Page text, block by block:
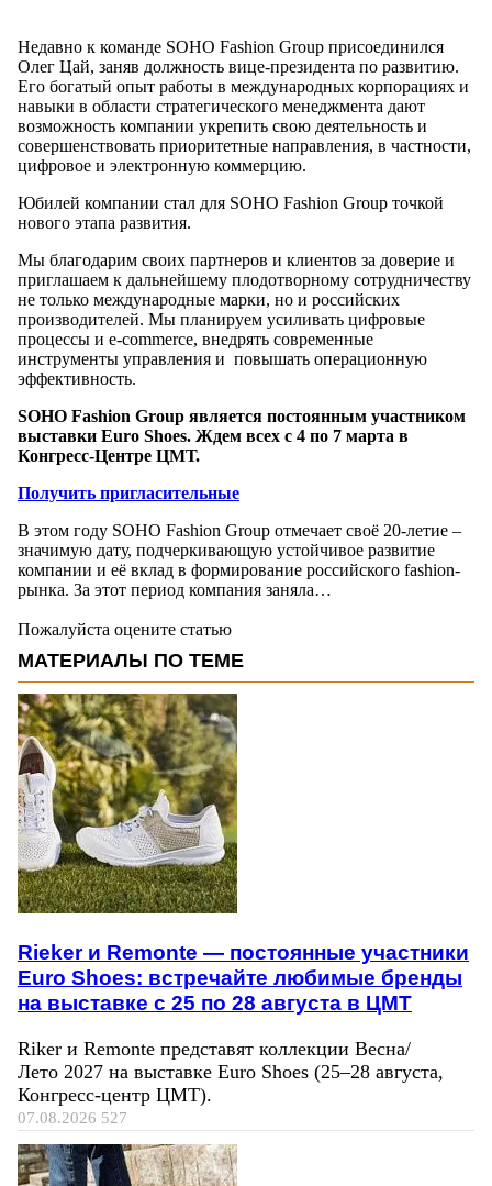
Недавно к команде SOHO Fashion Group присоединился
Олег Цай, заняв должность вице-президента по развитию.
Его богатый опыт работы в международных корпорациях и
навыки в области стратегического менеджмента дают
возможность компании укрепить свою деятельность и
совершенствовать приоритетные направления, в частности,
цифровое и электронную коммерцию.
Юбилей компании стал для SOHO Fashion Group точкой
нового этапа развития.
Мы благодарим своих партнеров и клиентов за доверие и
приглашаем к дальнейшему плодотворному сотрудничеству
не только международные марки, но и российских
производителей. Мы планируем усиливать цифровые
процессы и e-commerce, внедрять современные
инструменты управления и повышать операционную
эффективность.
SOHO Fashion Group является постоянным участником
выставки Euro Shoes. Ждем всех с 4 по 7 марта в
Конгресс-Центре ЦМТ.
Получить пригласительные
В этом году SOHO Fashion Group отмечает своё 20-летие –
значимую дату, подчеркивающую устойчивое развитие
компании и её вклад в формирование российского fashion-
рынка. За этот период компания заняла…
Пожалуйста оцените статью
МАТЕРИАЛЫ ПО ТЕМЕ
Rieker и Remonte — постоянные участники
Euro Shoes: встречайте любимые бренды
на выставке с 25 по 28 августа в ЦМТ
Riker и Remonte представят коллекции Весна/
Лето 2027 на выставке Euro Shoes (25–28 августа,
Конгресс‑центр ЦМТ).
07.08.2026 527